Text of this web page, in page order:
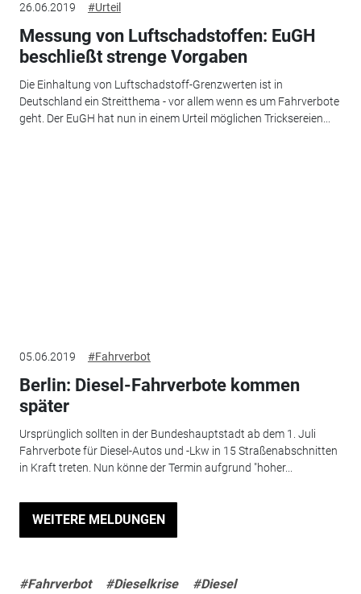
26.06.2019 #Urteil
Messung von Luftschadstoffen: EuGH
beschließt strenge Vorgaben
Die Einhaltung von Luftschadstoff-Grenzwerten ist in
Deutschland ein Streitthema - vor allem wenn es um Fahrverbote
geht. Der EuGH hat nun in einem Urteil möglichen Tricksereien...
05.06.2019 #Fahrverbot
Berlin: Diesel-Fahrverbote kommen
später
Ursprünglich sollten in der Bundeshauptstadt ab dem 1. Juli
Fahrverbote für Diesel-Autos und -Lkw in 15 Straßenabschnitten
in Kraft treten. Nun könne der Termin aufgrund "hoher...
WEITERE MELDUNGEN
#Fahrverbot #Dieselkrise #Diesel